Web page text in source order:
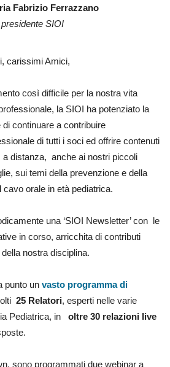
Fabrizio Ferrazzano
presidente SIOI
carissimi Amici,
così difficile per la nostra vita
la SIOI ha potenziato la
continuare a contribuire
di tutti i soci ed offrire contenuti
distanza, anche ai nostri piccoli
sui temi della prevenzione e della
cavo orale in età pediatrica.
una ‘SIOI Newsletter’ con le
in corso, arricchita di contributi
nostra disciplina.
punto un vasto programma di
25 Relatori, esperti nelle varie
Pediatrica, in oltre 30 relazioni live
sono programmati due webinar a